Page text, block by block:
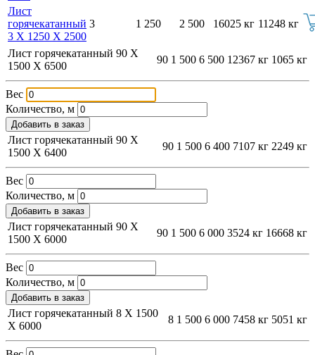
Лист
горячекатанный
3 Х 1250 Х 2500
3 1 250 2 500 16025 кг 11248 кг
Лист горячекатанный 90 Х
1500 Х 6500
90 1 500 6 500 12367 кг 1065 кг
Вес
Количество, м
Добавить в заказ
Лист горячекатанный 90 Х
1500 Х 6400
90 1 500 6 400 7107 кг 2249 кг
Вес
Количество, м
Добавить в заказ
Лист горячекатанный 90 Х
1500 Х 6000
90 1 500 6 000 3524 кг 16668 кг
Вес
Количество, м
Добавить в заказ
Лист горячекатанный 8 Х 1500
Х 6000
8 1 500 6 000 7458 кг 5051 кг